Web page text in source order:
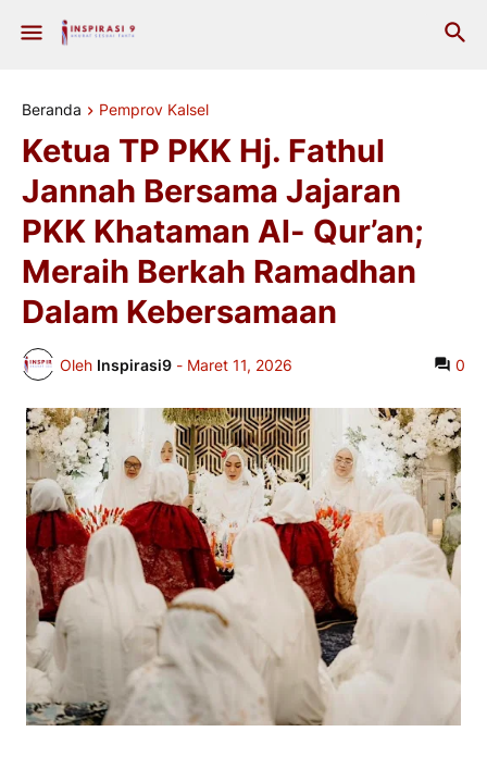
Beranda Pemprov Kalsel
Ketua TP PKK Hj. Fathul
Jannah Bersama Jajaran
PKK Khataman Al- Qur’an;
Meraih Berkah Ramadhan
Dalam Kebersamaan
Oleh Inspirasi9 - Maret 11, 2026 0